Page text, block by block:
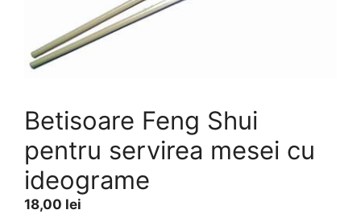
Betisoare Feng Shui
pentru servirea mesei cu
ideograme
18,00 lei